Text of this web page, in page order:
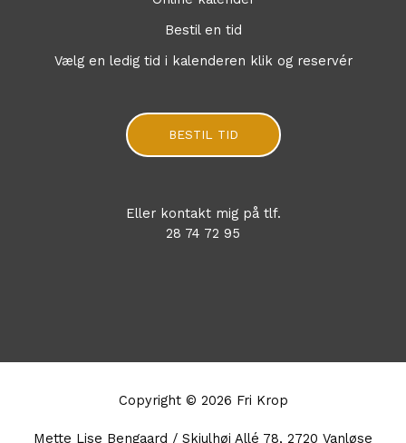
Bestil en tid
Vælg en ledig tid i kalenderen klik og reservér
BESTIL TID
Eller kontakt mig på tlf.
28 74 72 95
Copyright © 2026 Fri Krop
Mette Lise Bengaard / Skjulhøj Allé 78, 2720 Vanløse